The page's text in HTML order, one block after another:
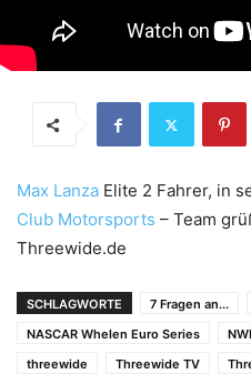
Max Lanza Elite 2 Fahrer, in
Club Motorsports – Team
Threewide.de
SCHLAGWORTE 7 Fragen an...
NASCAR Whelen Euro Series
threewide
Threewide TV